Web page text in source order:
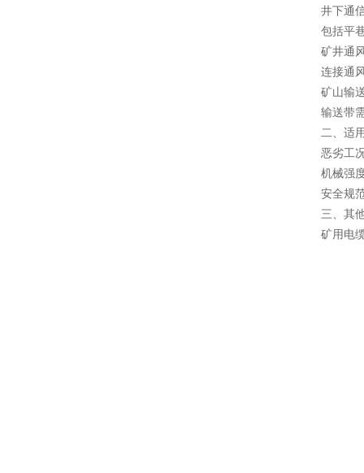
井下通
包括平
矿井通
连接通
矿山输
输送带
二、适
恶劣工
机械强
安全规
三、其
矿用电